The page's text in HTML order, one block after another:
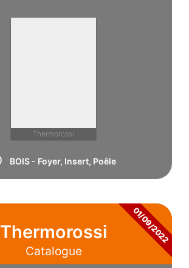
Thermorossi
BOIS - Foyer, Insert, Poêle
Thermorossi
Catalogue
01/09/2022